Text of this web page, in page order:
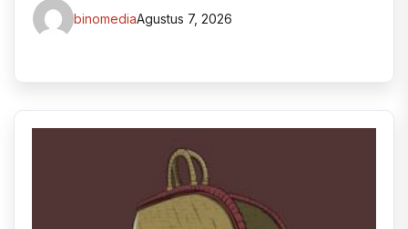
binomediaAgustus 7, 2026